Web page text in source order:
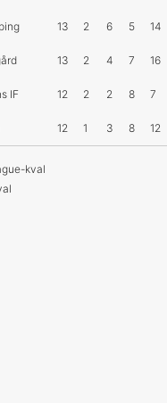
13 2 6 5 14
13 2 4 7 16
IF 12 2 2 8 7
12 1 3 8 12
kval